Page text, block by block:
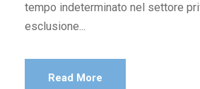
tempo indeterminato nel settore
esclusione...
Read More